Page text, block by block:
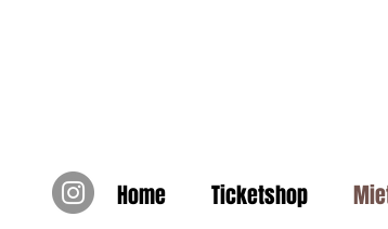
Home Ticketshop